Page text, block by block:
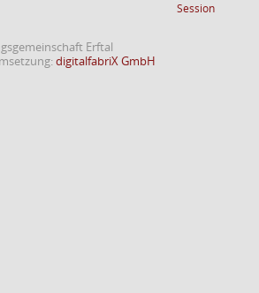
Session(Wird in
Erftal
digitalfabriX GmbH